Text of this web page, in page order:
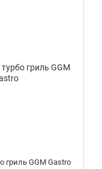
гриль GGM Gastro